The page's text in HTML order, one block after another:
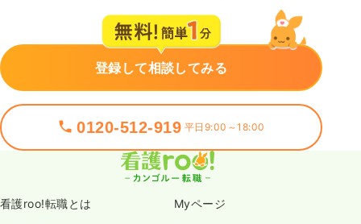
登録して相談してみる
0120-512-919 平日9:00～18:00
看護roo!転職とは Myページ